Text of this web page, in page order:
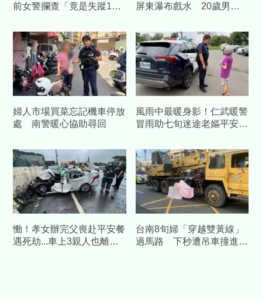
前女警攔查「竟是失蹤1年
屏東瀑布戲水 20歲男溺
婦人市場買菜忘記機車停放
處 南警暖心協助尋回
風雨中最暖身影！仁武暖警
冒雨助七旬迷途老嫗平安返
慟！孝女辦完父喪赴平安餐
遇死劫...車上3親人也離
台南8旬婦「穿越雙黃線」
過馬路 下秒遭吊車撞進車